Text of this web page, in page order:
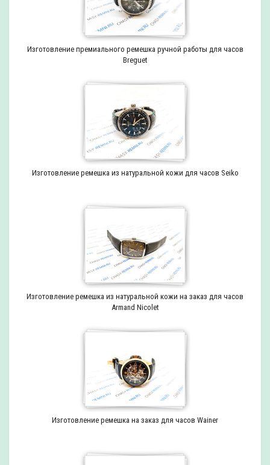
Изготовление премиального ремешка ручной работы для часов
Breguet
Изготовление ремешка из натуральной кожи для часов Seiko
Изготовление ремешка из натуральной кожи на заказ для часов
Armand Nicolet
Изготовление ремешка на заказ для часов Wainer